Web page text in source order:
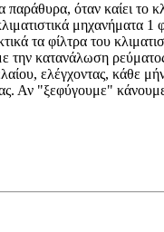
παράθυρα, όταν καίει το
μηχανήματα 1
τα φίλτρα του
την κατανάλωση
ελέγχοντας, κάθε
Αν "ξεφύγουμε"